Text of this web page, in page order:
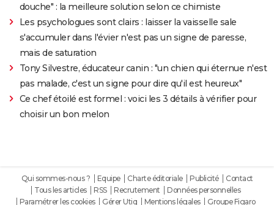
douche" : la meilleure solution selon ce chimiste
Les psychologues sont clairs : laisser la vaisselle sale
s'accumuler dans l'évier n'est pas un signe de paresse,
mais de saturation
Tony Silvestre, éducateur canin : "un chien qui éternue n'est
pas malade, c'est un signe pour dire qu'il est heureux"
Ce chef étoilé est formel : voici les 3 détails à vérifier pour
choisir un bon melon
Qui sommes-nous ? Equipe Charte éditoriale Publicité
Contact
Tous les articles
RSS Recrutement
Données personnelles
Paramétrer les cookies
Gérer Utiq Mentions légales Groupe Figaro